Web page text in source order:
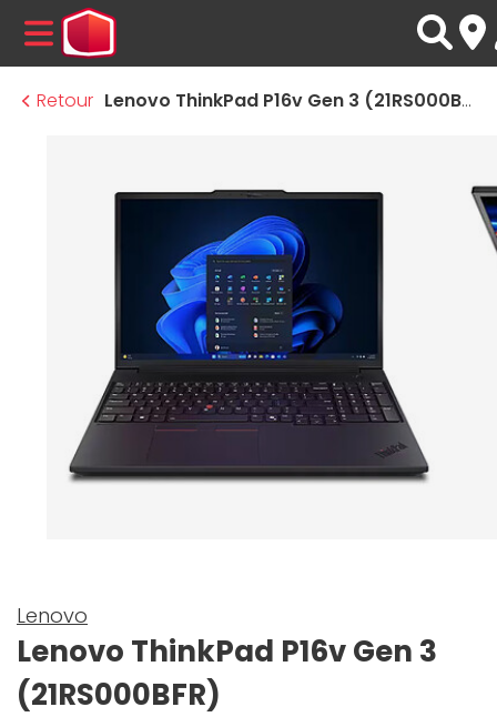
MENU
Retour
Lenovo ThinkPad P16v Gen 3 (21RS000BFR)
Lenovo
Lenovo ThinkPad P16v Gen 3
(21RS000BFR)